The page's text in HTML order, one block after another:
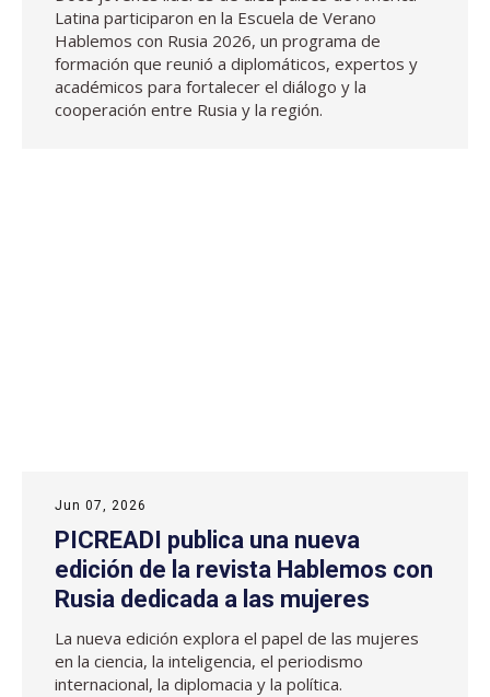
Latina participaron en la Escuela de Verano
Hablemos con Rusia 2026, un programa de
formación que reunió a diplomáticos, expertos y
académicos para fortalecer el diálogo y la
cooperación entre Rusia y la región.
Jun 07, 2026
PICREADI publica una nueva
edición de la revista Hablemos con
Rusia dedicada a las mujeres
La nueva edición explora el papel de las mujeres
en la ciencia, la inteligencia, el periodismo
internacional, la diplomacia y la política.